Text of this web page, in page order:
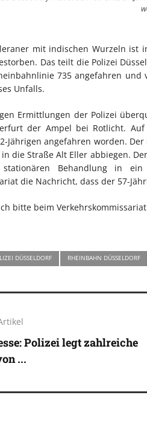
mit indischen Wurzeln ist
Das teilt die Polizei
735 angefahren und
Unfalls.
Ermittlungen der Polizei
der Ampel bei Rotlicht.
Jährigen angefahren worden.
die Straße Alt Eller abbiegen.
Behandlung in ein
die Nachricht, dass der 57-
bitte beim
DÜSSELDORF RHEINBAHN DÜSSELDORF
Polizei legt zahlreiche
...